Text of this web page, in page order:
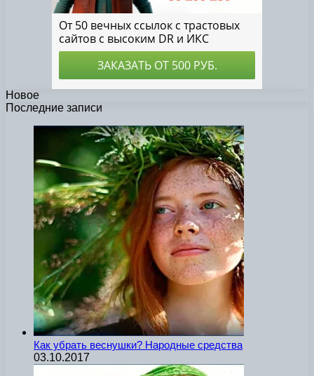
Новое
Последние записи
Как убрать веснушки? Народные средства
03.10.2017